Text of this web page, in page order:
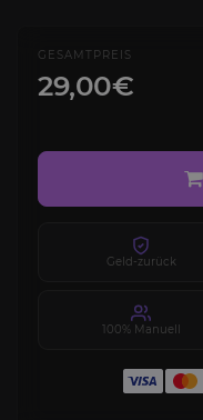
GESAMTPREIS
29,00€
Geld-zurück
100% Manuell